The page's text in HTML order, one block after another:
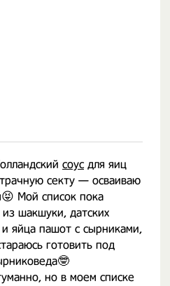
соус для яиц
секту — осваиваю
Мой список пока
шакшуки, датских
яйца пашот с сырниками,
готовить под
⠀
но в моем списке